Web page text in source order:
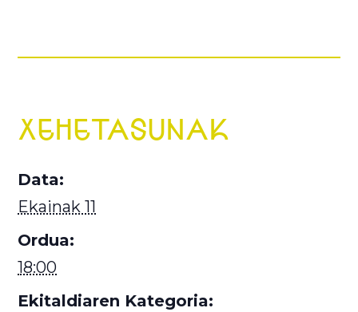
XEHETASUNAK
Data:
Ekainak 11
Ordua:
18:00
Ekitaldiaren Kategoria: